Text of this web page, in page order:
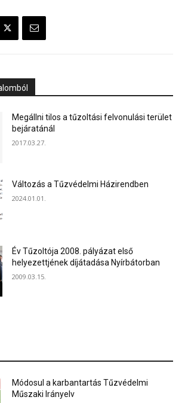
Megállni tilos a tűzoltási felvonulási terület
bejáratánál
2017.03.27.
Változás a Tűzvédelmi Házirendben
2024.01.01.
Év Tűzoltója 2008. pályázat első
helyezettjének díjátadása Nyírbátorban
2009.03.15.
Módosul a karbantartás Tűzvédelmi
Műszaki Irányelv